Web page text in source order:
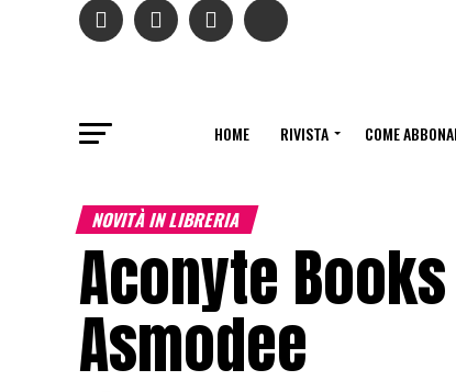
HOME RIVISTA COME
NOVITÀ IN LIBRERIA
Aconyte
Asmodee